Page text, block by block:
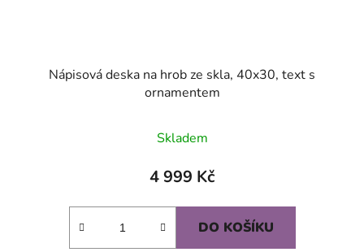
Nápisová deska na hrob ze skla, 40x30, text s
ornamentem
Skladem
4 999 Kč
DO KOŠÍKU